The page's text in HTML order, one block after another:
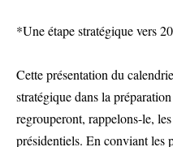
*Une étape stratégique vers
Cette présentation du
stratégique dans la
regrouperont, rappelons-le,
présidentiels. En conviant les